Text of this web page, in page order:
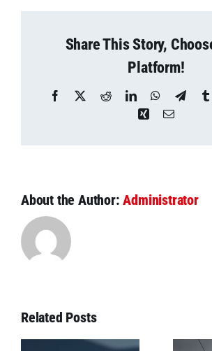
Share This Story,
Platform!
Facebook RedditLinkedInWhatsApp
XingEmail
About the Author:Administrator
Related Posts